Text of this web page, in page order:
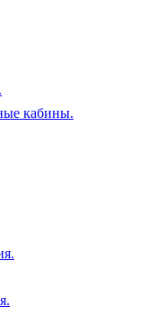
кабины.